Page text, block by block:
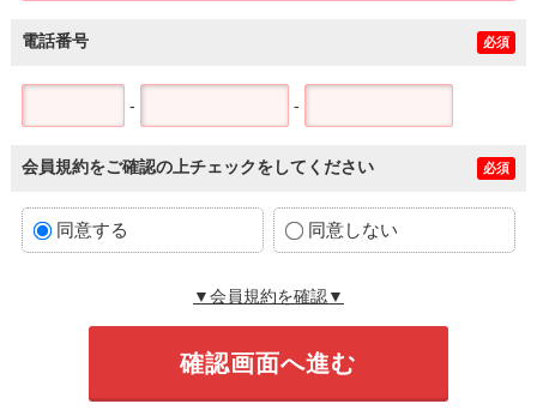
電話番号 必須
- -
会員規約をご確認の上チェックをしてください 必須
同意する 同意しない
▼会員規約を確認▼